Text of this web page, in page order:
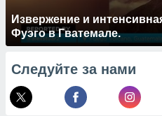
Извержение и
Фуэго в Гватемале.
Следуйте за нами